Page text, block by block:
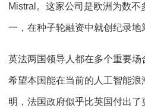
Mistral。这家公司是欧洲为数
一，在种子轮融资中就创纪录地
英法两国领导人都在多个重要场
希望本国能在当前的人工智能
明，法国政府似乎比英国付出